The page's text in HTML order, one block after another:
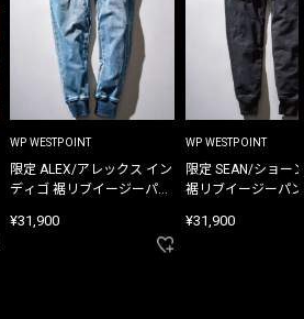
WP WESTPOINT
限定 ALEX/アレックス イン
ディゴ 裾リブイージーパン
¥31,900
WP WESTPOINT
限定 SEAN/ショー
裾リブイージーパ
¥31,900